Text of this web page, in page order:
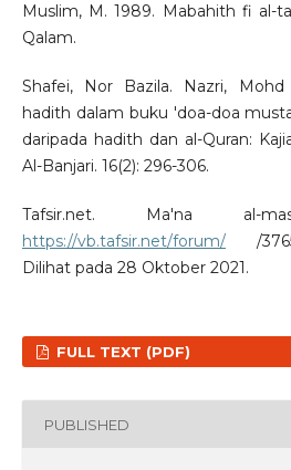
Muslim, M. 1989. Mabahith fi al-
Qalam.
Shafei, Nor Bazila. Nazri, Mohd
hadith dalam buku 'doa-doa
daripada hadith dan al-Quran:
Al-Banjari. 16(2): 296-306.
Tafsir.net. Ma'na al-
https://vb.tafsir.net/forum/المس-في-القرآن/.
Dilihat pada 28 Oktober 2021.
FULL TEXT (PDF)
PUBLISHED